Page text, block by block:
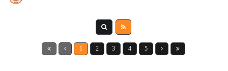
1 2 3 4 5